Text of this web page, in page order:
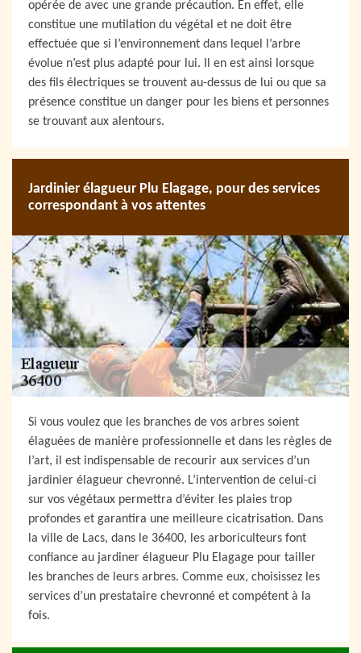
opérée de avec une grande précaution. En effet, elle
constitue une mutilation du végétal et ne doit être
effectuée que si l’environnement dans lequel l’arbre
évolue n’est plus adapté pour lui. Il en est ainsi lorsque
des fils électriques se trouvent au-dessus de lui ou que sa
présence constitue un danger pour les biens et personnes
se trouvant aux alentours.
Jardinier élagueur Plu Elagage, pour des services
correspondant à vos attentes
Si vous voulez que les branches de vos arbres soient
élaguées de manière professionnelle et dans les règles de
l’art, il est indispensable de recourir aux services d’un
jardinier élagueur chevronné. L’intervention de celui-ci
sur vos végétaux permettra d’éviter les plaies trop
profondes et garantira une meilleure cicatrisation. Dans
la ville de Lacs, dans le 36400, les arboriculteurs font
confiance au jardiner élagueur Plu Elagage pour tailler
les branches de leurs arbres. Comme eux, choisissez les
services d’un prestataire chevronné et compétent à la
fois.